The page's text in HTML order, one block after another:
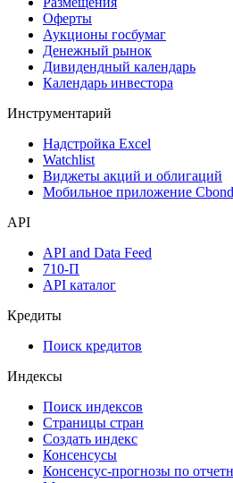
Календарь событий
Дефолты
Размещения
Оферты
Аукционы госбумаг
Денежный рынок
Календарь инвестора
Инструментарий
Надстройка Excel
Мобильное приложение Cbonds
API
API and Data Feed
API каталог
Кредиты
Поиск кредитов
Индексы
Поиск индексов